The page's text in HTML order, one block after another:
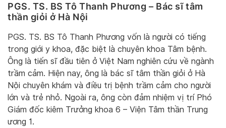
PGS. TS. BS Tô Thanh Phương – Bác sĩ tâm
thần giỏi ở Hà Nội
PGS. TS. BS Tô Thanh Phương vốn là người có tiếng
trong giới y khoa, đặc biệt là chuyên khoa Tâm bệnh.
Ông là tiến sĩ đầu tiên ở Việt Nam nghiên cứu về ngành
trầm cảm. Hiện nay, ông là bác sĩ tâm thần giỏi ở Hà
Nội chuyên khám và điều trị bệnh trầm cảm cho người
lớn và trẻ nhỏ. Ngoài ra, ông còn đảm nhiệm vị trí Phó
Giám đốc kiêm Trưởng khoa 6 – Viện Tâm thần Trung
ương 1.